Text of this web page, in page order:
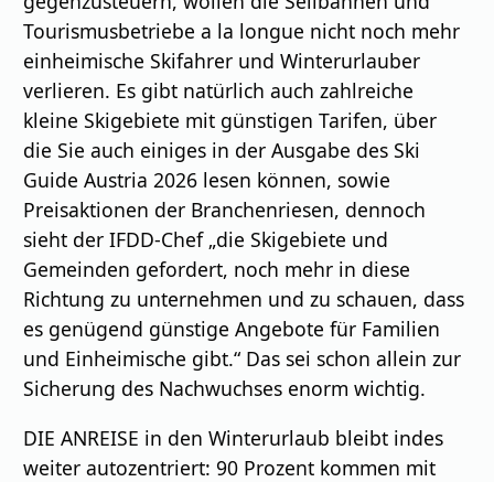
Tourismusbetriebe a la longue nicht noch mehr
einheimische Skifahrer und Winterurlauber
verlieren. Es gibt natürlich auch zahlreiche
kleine Skigebiete mit günstigen Tarifen, über
die Sie auch einiges in der Ausgabe des Ski
Guide Austria 2026 lesen können, sowie
Preisaktionen der Branchenriesen, dennoch
sieht der IFDD-Chef „die Skigebiete und
Gemeinden gefordert, noch mehr in diese
Richtung zu unternehmen und zu schauen, dass
es genügend günstige Angebote für Familien
und Einheimische gibt.“ Das sei schon allein zur
Sicherung des Nachwuchses enorm wichtig.
DIE ANREISE in den Winterurlaub bleibt indes
weiter autozentriert: 90 Prozent kommen mit